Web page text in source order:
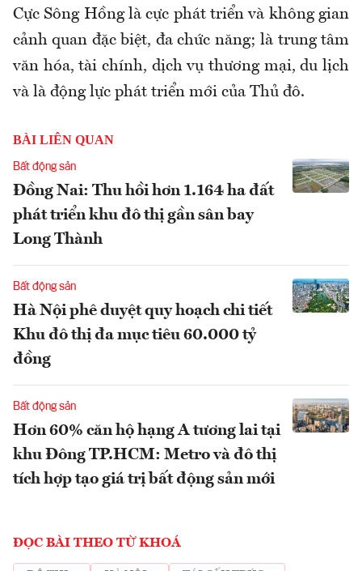
Cực Sông Hồng là cực phát triển và không gian
cảnh quan đặc biệt, đa chức năng; là trung tâm
văn hóa, tài chính, dịch vụ thương mại, du lịch
và là động lực phát triển mới của Thủ đô.
BÀI LIÊN QUAN
Bất động sản
Đồng Nai: Thu hồi hơn 1.164 ha đất
phát triển khu đô thị gần sân bay
Long Thành
Bất động sản
Hà Nội phê duyệt quy hoạch chi tiết
Khu đô thị đa mục tiêu 60.000 tỷ
đồng
Bất động sản
Hơn 60% căn hộ hạng A tương lai tại
khu Đông TP.HCM: Metro và đô thị
tích hợp tạo giá trị bất động sản mới
ĐỌC BÀI THEO TỪ KHOÁ